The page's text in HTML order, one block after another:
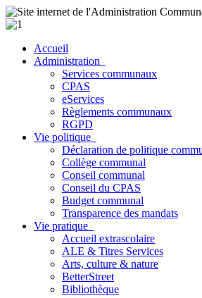
Accueil
Administration
Services communaux
CPAS
eServices
Règlements communaux
RGPD
Vie politique
Déclaration de politique
Collège communal
Conseil communal
Conseil du CPAS
Budget communal
Transparence des mandats
Vie pratique
Accueil extrascolaire
ALE & Titres Services
Arts, culture & nature
BetterStreet
Bibliothèque